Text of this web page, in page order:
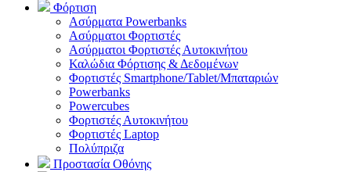
Φόρτιση
Ασύρματα Powerbanks
Aσύρματοι Φορτιστές
Ασύρματοι Φορτιστές Αυτοκινήτου
Καλώδια Φόρτισης & Δεδομένων
Φορτιστές Smartphone/Tablet/Μπαταριών
Powerbanks
Powercubes
Φορτιστές Αυτοκινήτου
Φορτιστές Laptop
Πολύπριζα
Προστασία Οθόνης